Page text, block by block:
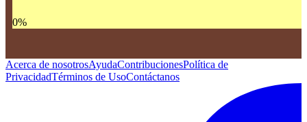
0%
Acerca de nosotrosAyudaContribucionesPolítica de
PrivacidadTérminos de UsoContáctanos